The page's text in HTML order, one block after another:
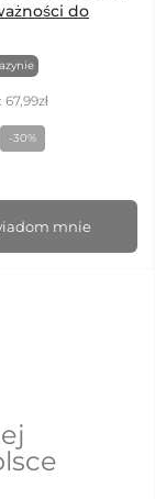
do
-30%
mnie